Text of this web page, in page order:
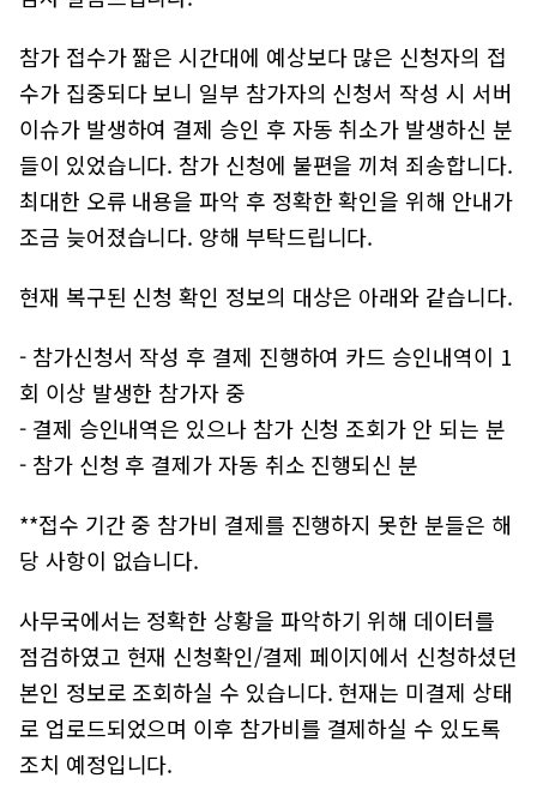
참가 접수가 짧은 시간대에 예상보다 많은 신청자의 접
수가 집중되다 보니 일부 참가자의 신청서 작성 시 서버
이슈가 발생하여 결제 승인 후 자동 취소가 발생하신 분
들이 있었습니다. 참가 신청에 불편을 끼쳐 죄송합니다.
최대한 오류 내용을 파악 후 정확한 확인을 위해 안내가
조금 늦어졌습니다. 양해 부탁드립니다.
현재 복구된 신청 확인 정보의 대상은 아래와 같습니다.
- 참가신청서 작성 후 결제 진행하여 카드 승인내역이 1
회 이상 발생한 참가자 중
- 결제 승인내역은 있으나 참가 신청 조회가 안 되는 분
- 참가 신청 후 결제가 자동 취소 진행되신 분
**접수 기간 중 참가비 결제를 진행하지 못한 분들은 해
당 사항이 없습니다.
사무국에서는 정확한 상황을 파악하기 위해 데이터를
점검하였고 현재 신청확인/결제 페이지에서 신청하셨던
본인 정보로 조회하실 수 있습니다. 현재는 미결제 상태
로 업로드되었으며 이후 참가비를 결제하실 수 있도록
조치 예정입니다.